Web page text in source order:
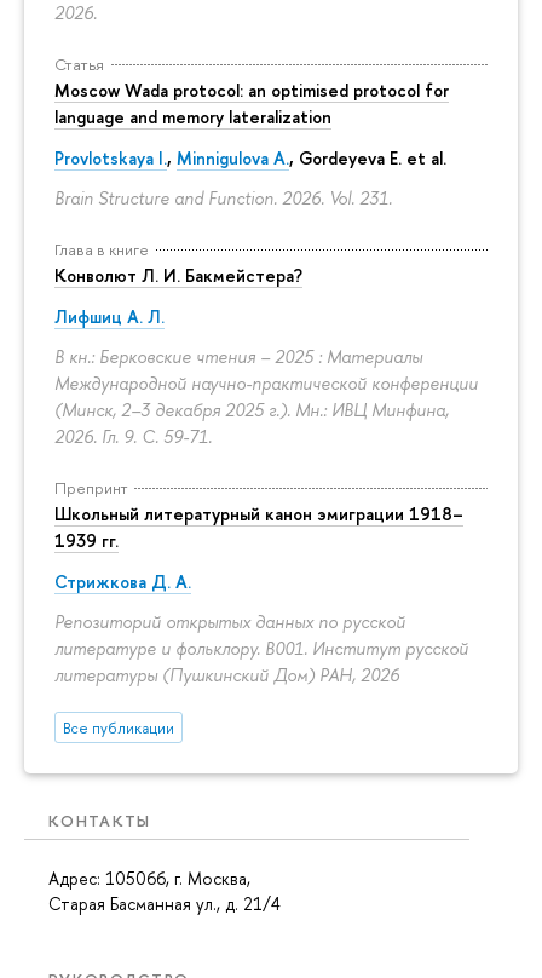
2026.
Статья
Moscow Wada protocol: an optimised protocol for
language and memory lateralization
Provlotskaya I., Minnigulova A., Gordeyeva E. et al.
Brain Structure and Function. 2026. Vol. 231.
Глава в книге
Конволют Л. И. Бакмейстера?
Лифшиц А. Л.
В кн.: Берковские чтения – 2025 : Материалы
Международной научно-практической конференции
(Минск, 2–3 декабря 2025 г.). Мн.: ИВЦ Минфина,
2026. Гл. 9. С. 59-71.
Препринт
Школьный литературный канон эмиграции 1918–
1939 гг.
Стрижкова Д. А.
Репозиторий открытых данных по русской
литературе и фольклору. B001. Институт русской
литературы (Пушкинский Дом) РАН, 2026
Все публикации
КОНТАКТЫ
Адрес: 105066, г. Москва,
Старая Басманная ул., д. 21/4